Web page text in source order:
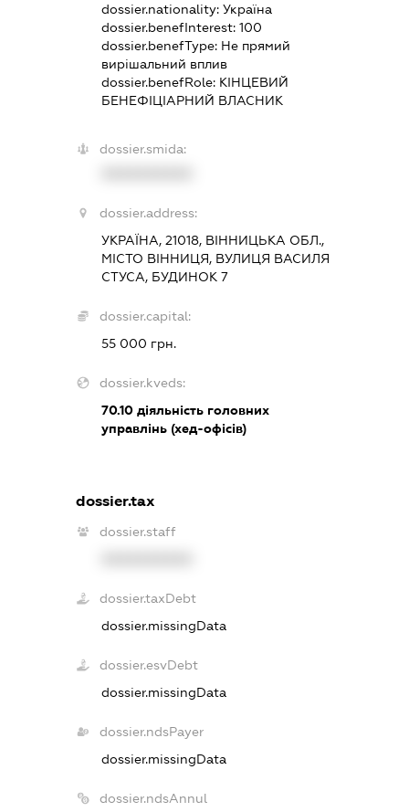
dossier.nationality:Україна
dossier.benefInterest:100
dossier.benefType: Не прямий
вирішальний вплив
dossier.benefRole: КІНЦЕВИЙ
БЕНЕФІЦІАРНИЙ ВЛАСНИК
dossier.smida:
dossier.address:
УКРАЇНА, 21018, ВІННИЦЬКА ОБЛ.,
МІСТО ВІННИЦЯ, ВУЛИЦЯ ВАСИЛЯ
СТУСА, БУДИНОК 7
dossier.capital:
55 000 грн.
dossier.kveds:
70.10 діяльність головних
управлінь (хед-офісів)
dossier.tax
dossier.staff
dossier.taxDebt
dossier.missingData
dossier.esvDebt
dossier.missingData
dossier.ndsPayer
dossier.missingData
dossier.ndsAnnul